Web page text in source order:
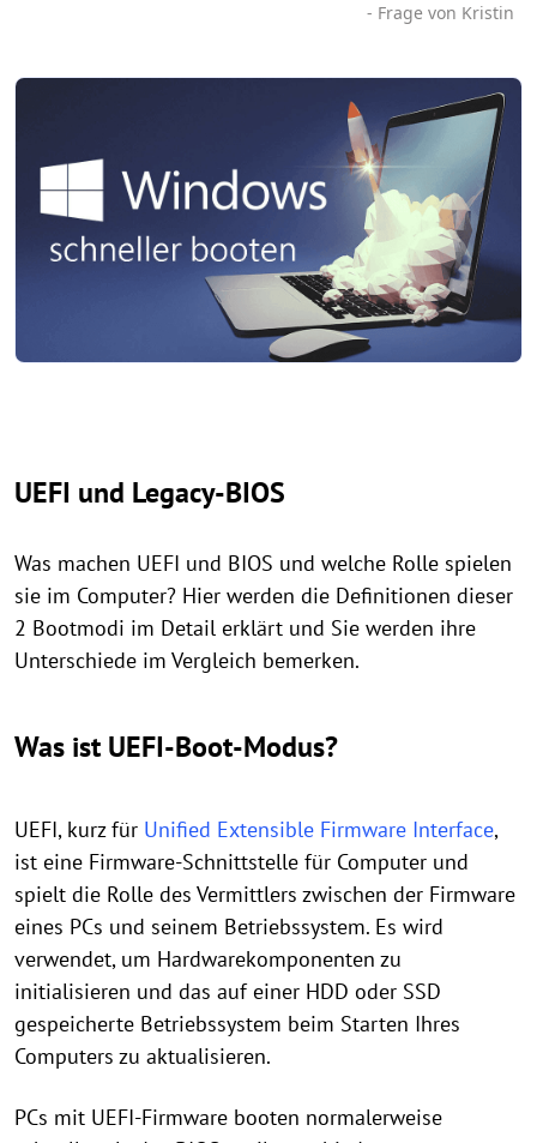
- Frage von Kristin
UEFI und Legacy-BIOS
Was machen UEFI und BIOS und welche Rolle spielen
sie im Computer? Hier werden die Definitionen dieser
2 Bootmodi im Detail erklärt und Sie werden ihre
Unterschiede im Vergleich bemerken.
Was ist UEFI-Boot-Modus?
UEFI, kurz für Unified Extensible Firmware Interface,
ist eine Firmware-Schnittstelle für Computer und
spielt die Rolle des Vermittlers zwischen der Firmware
eines PCs und seinem Betriebssystem. Es wird
verwendet, um Hardwarekomponenten zu
initialisieren und das auf einer HDD oder SSD
gespeicherte Betriebssystem beim Starten Ihres
Computers zu aktualisieren.
PCs mit UEFI-Firmware booten normalerweise